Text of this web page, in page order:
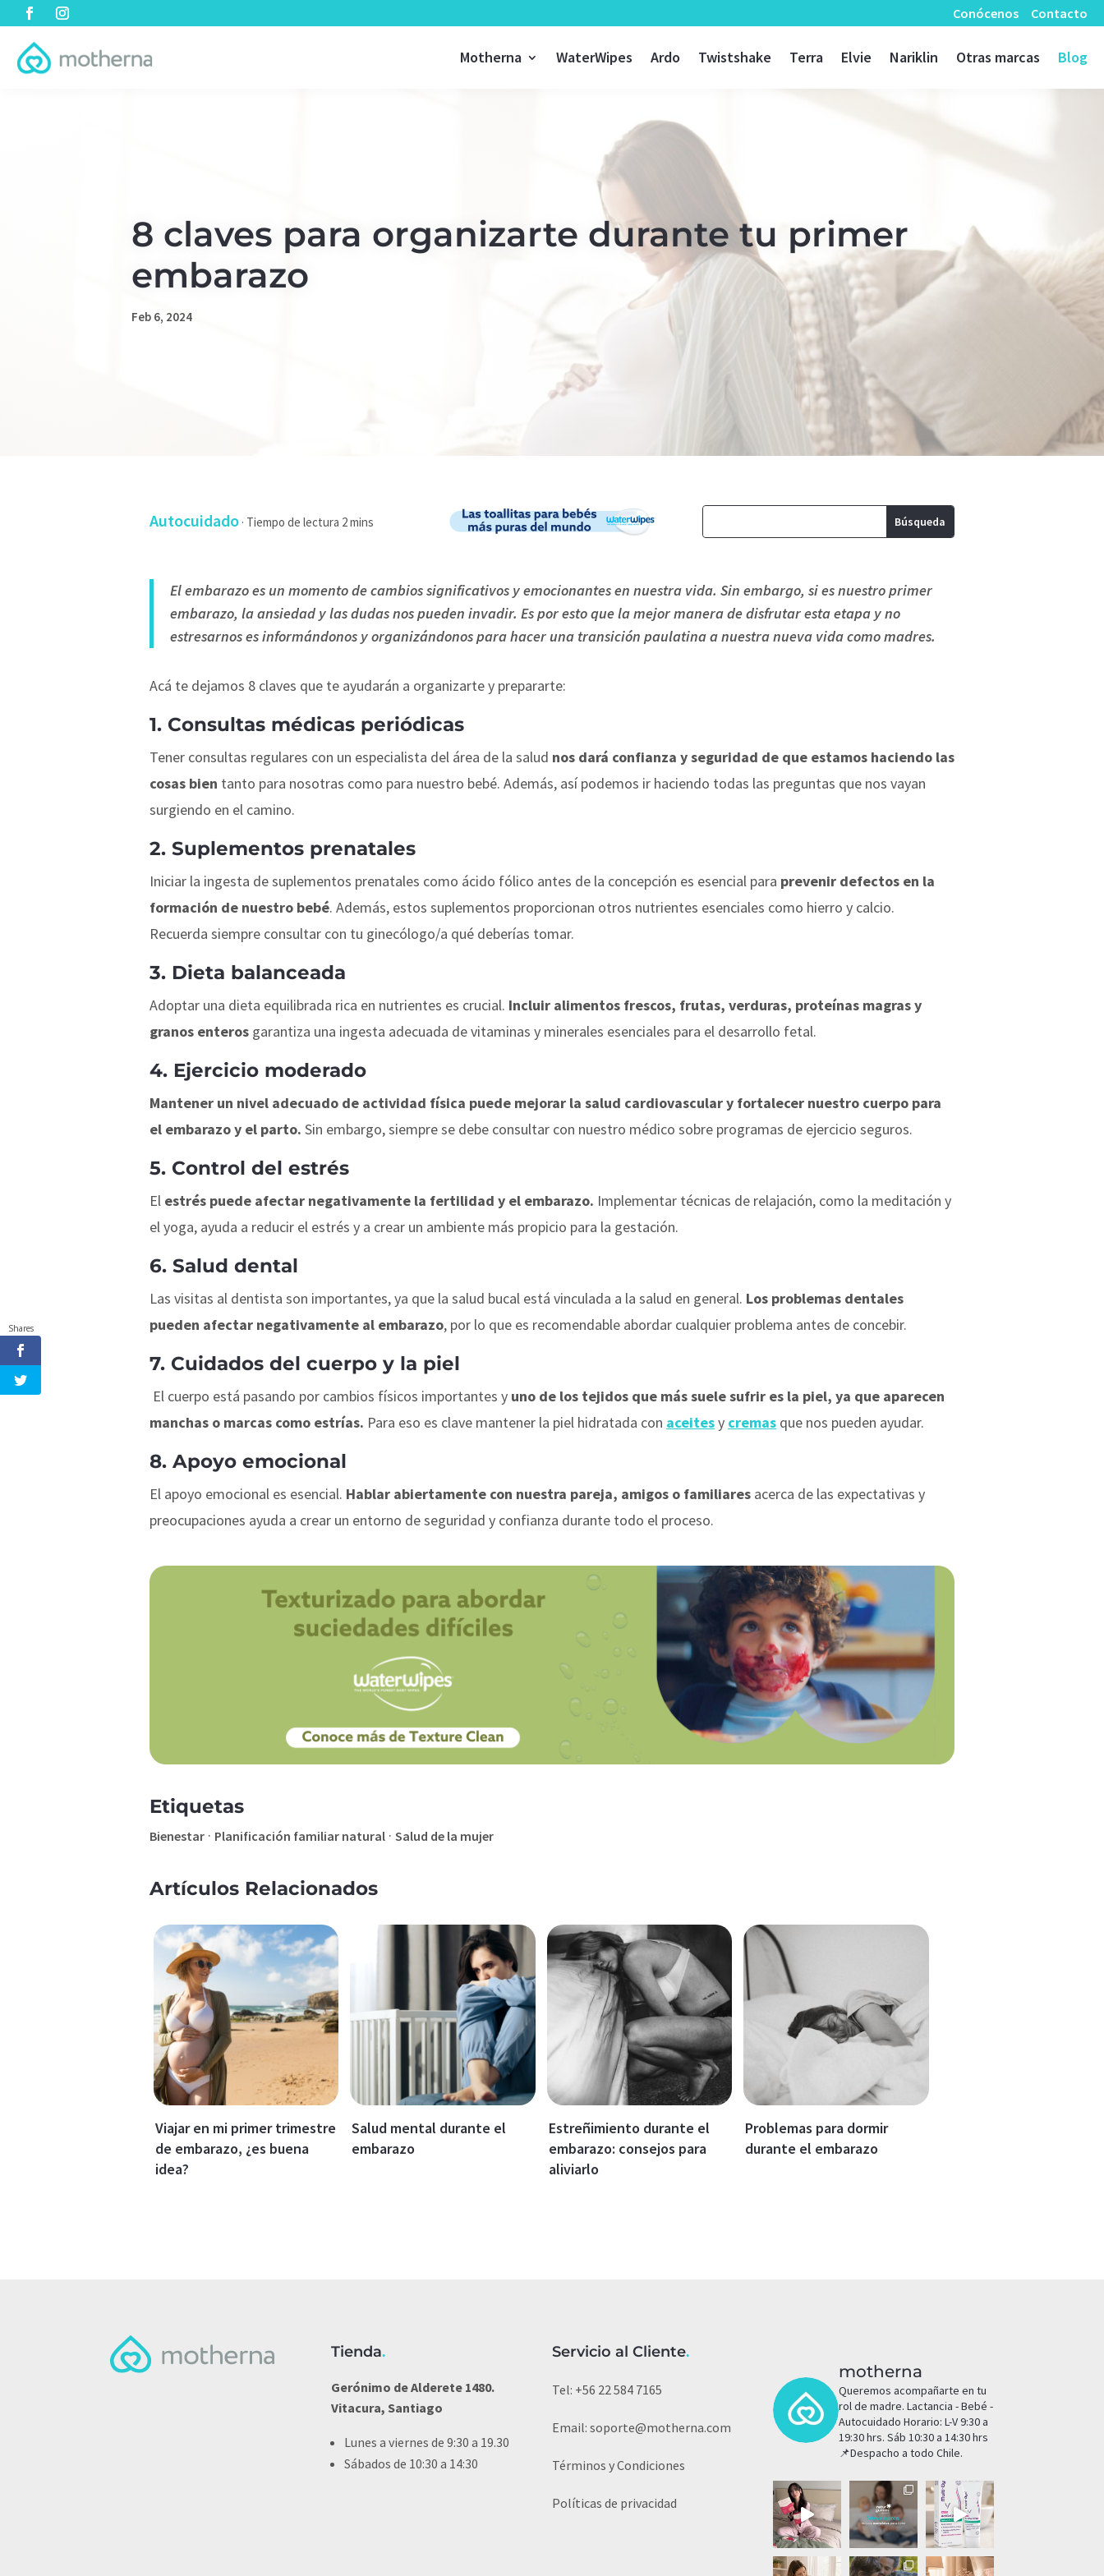
Conócenos Contacto
Motherna WaterWipes Ardo Twistshake Terra Elvie Nariklin Otras marcas Blog
8 claves para organizarte durante tu primer
embarazo
Feb 6, 2024
Autocuidado ·
El embarazo es un momento de cambios significativos y emocionantes en nuestra vida. Sin embargo, si es nuestro primer
embarazo, la ansiedad y las dudas nos pueden invadir. Es por esto que la mejor manera de disfrutar esta etapa y no
estresarnos es informándonos y organizándonos para hacer una transición paulatina a nuestra nueva vida como madres.
Acá te dejamos 8 claves que te ayudarán a organizarte y prepararte:
1. Consultas médicas periódicas
Tener consultas regulares con un especialista del área de la salud nos dará confianza y seguridad de que estamos haciendo las
cosas bien tanto para nosotras como para nuestro bebé. Además, así podemos ir haciendo todas las preguntas que nos vayan
surgiendo en el camino.
2. Suplementos prenatales
Iniciar la ingesta de suplementos prenatales como ácido fólico antes de la concepción es esencial para prevenir defectos en la
formación de nuestro bebé. Además, estos suplementos proporcionan otros nutrientes esenciales como hierro y calcio.
Recuerda siempre consultar con tu ginecólogo/a qué deberías tomar.
3. Dieta balanceada
Adoptar una dieta equilibrada rica en nutrientes es crucial. Incluir alimentos frescos, frutas, verduras, proteínas magras y
granos enteros garantiza una ingesta adecuada de vitaminas y minerales esenciales para el desarrollo fetal.
4. Ejercicio moderado
Mantener un nivel adecuado de actividad física puede mejorar la salud cardiovascular y fortalecer nuestro cuerpo para
el embarazo y el parto. Sin embargo, siempre se debe consultar con nuestro médico sobre programas de ejercicio seguros.
5. Control del estrés
El estrés puede afectar negativamente la fertilidad y el embarazo. Implementar técnicas de relajación, como la meditación y
el yoga, ayuda a reducir el estrés y a crear un ambiente más propicio para la gestación.
6. Salud dental
Las visitas al dentista son importantes, ya que la salud bucal está vinculada a la salud en general. Los problemas dentales
pueden afectar negativamente al embarazo, por lo que es recomendable abordar cualquier problema antes de concebir.
7. Cuidados del cuerpo y la piel
El cuerpo está pasando por cambios físicos importantes y uno de los tejidos que más suele sufrir es la piel, ya que aparecen
manchas o marcas como estrías. Para eso es clave mantener la piel hidratada con aceitesy cremas que nos pueden ayudar.
8. Apoyo emocional
El apoyo emocional es esencial. Hablar abiertamente con nuestra pareja, amigos o familiares acerca de las expectativas y
preocupaciones ayuda a crear un entorno de seguridad y confianza durante todo el proceso.
Etiquetas
Bienestar · Planificación familiar natural · Salud de la mujer
Artículos Relacionados
Viajar en mi primer trimestre
de embarazo, ¿es buena
idea?
Salud mental durante el
embarazo
Estreñimiento durante el
embarazo: consejos para
aliviarlo
Problemas para dormir
durante el embarazo
Tienda.
Gerónimo de Alderete 1480.
Vitacura, Santiago
Lunes a viernes de 9:30 a 19.30
Sábados de 10:30 a 14:30
Servicio al Cliente.
Tel: +56 22 584 7165
Email: soporte@motherna.com
Términos y Condiciones
Políticas de privacidad
motherna
Queremos acompañarte en tu
rol de madre. Lactancia - Bebé -
Autocuidado Horario: L-V 9:30 a
19:30 hrs. Sáb 10:30 a 14:30 hrs
📌Despacho a todo Chile.
Shares